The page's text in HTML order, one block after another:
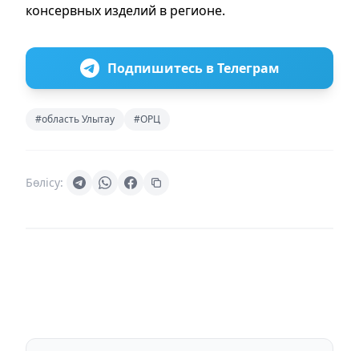
консервных изделий в регионе.
Подпишитесь в Телеграм
#область Улытау #ОРЦ
Бөлісу: